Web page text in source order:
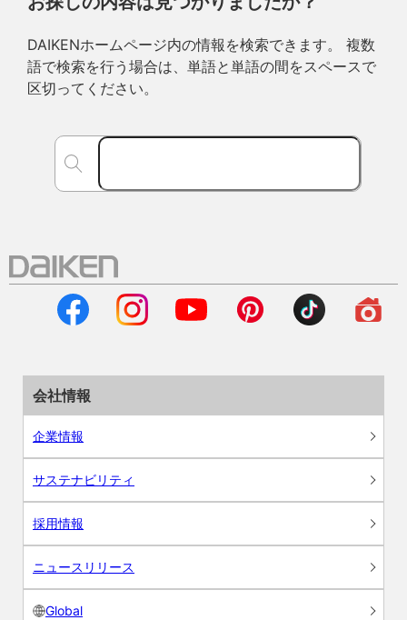
DAIKENホームページ内の情報を検索できます。 複数
語で検索を行う場合は、単語と単語の間をスペースで
区切ってください。
会社情報
企業情報
サステナビリティ
採用情報
ニュースリリース
Global